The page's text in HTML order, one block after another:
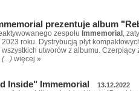
prezentuje album
zespołu Immemorial ,
roku. Dystrybucją płyt
utworów z albumu. Czerpiący
(...) więcej »
Inside" Immemorial 13.12.2022